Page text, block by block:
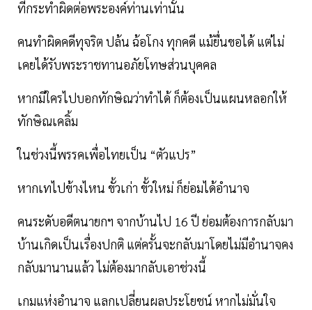
ที่กระทำผิดต่อพระองค์ท่านเท่านั้น
คนทำผิดคดีทุจริต ปล้น ฉ้อโกง ทุกคดี แม้ยื่นขอได้ แต่ไม่
เคยได้รับพระราชทานอภัยโทษส่วนบุคคล
หากมีใครไปบอกทักษิณว่าทำได้ ก็ต้องเป็นแผนหลอกให้
ทักษิณเคลิ้ม
ในช่วงนี้พรรคเพื่อไทยเป็น “ตัวแปร”
หากเทไปข้างไหน ขั้วเก่า ขั้วใหม่ ก็ย่อมได้อำนาจ
คนระดับอดีตนายกฯ จากบ้านไป 16 ปี ย่อมต้องการกลับมา
บ้านเกิดเป็นเรื่องปกติ แต่ครั้นจะกลับมาโดยไม่มีอำนาจคง
กลับมานานแล้ว ไม่ต้องมากลับเอาช่วงนี้
เกมแห่งอำนาจ แลกเปลี่ยนผลประโยชน์ หากไม่มั่นใจ